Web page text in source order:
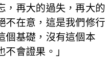
，再大的過失，再大的
不在意，這是我們修行
個基礎，沒有這個本
會證果。」